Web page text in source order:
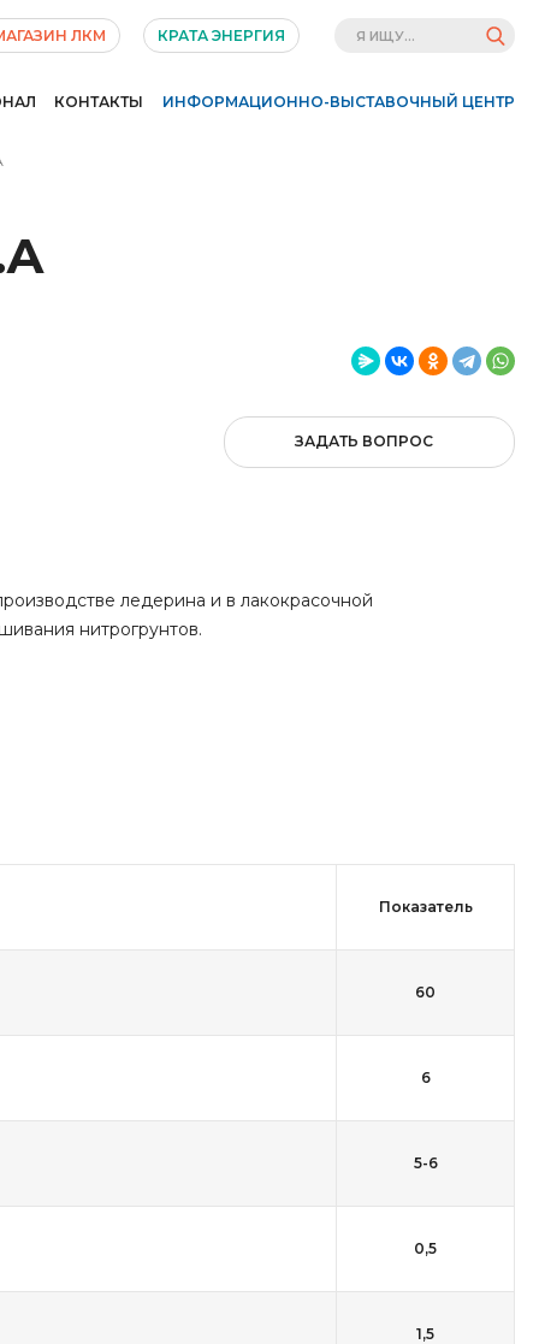
ЛКМ КРАТА ЭНЕРГИЯ
КОНТАКТЫ ИНФОРМАЦИОННО-ВЫСТАВОЧНЫЙ ЦЕНТР
ЗАДАТЬ ВОПРОС
ледерина и в лакокрасочной
нитрогрунтов.
Показатель
60
6
5-6
0,5
1,5